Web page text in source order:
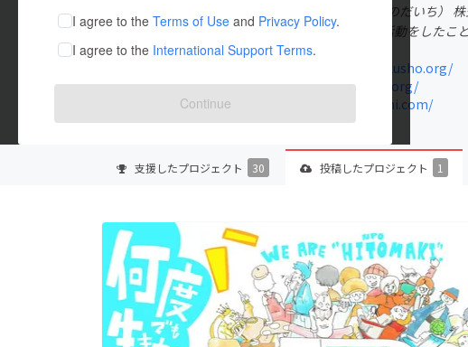
テクノロジー・ガジェット
ゲ
映像・映画
ビジネス・起業
まちづくり・地域活性化
I agree to the Terms of Use and Privacy Policy.
I agree to the International Support Terms.
Continue
矢野大地（やのだいち）
市で1年間の活動をしたこ
www.hyakusho.org/
hitomaki.org/
yanodaichi.com/
支援したプロジェクト 30 投稿したプロジェクト 1